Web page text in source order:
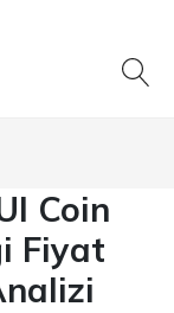
Coin
Fiyat